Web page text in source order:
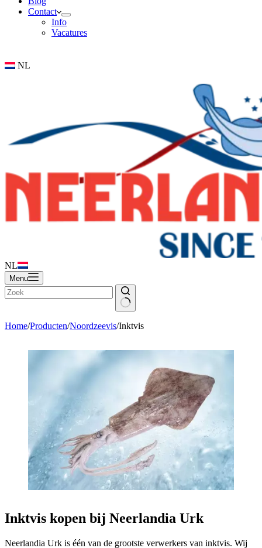
Contact
Info
Vacatures
NL
NL
Menu
Home/Producten/Noordzeevis/Inktvis
Inktvis kopen bij Neerlandia Urk
Neerlandia Urk is één van de grootste verwerkers van inktvis. Wij